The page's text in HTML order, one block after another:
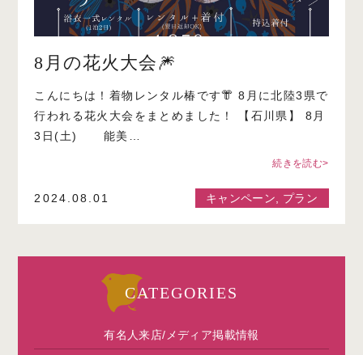
8月の花火大会🎆
こんにちは！着物レンタル椿です👘 8月に北陸3県で
行われる花火大会をまとめました！ 【石川県】 8月
3日(土) 能美…
続きを読む>
2024.08.01 キャンペーン プラン
CATEGORIES
有名人来店/メディア掲載情報